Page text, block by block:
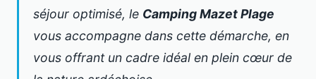
séjour optimisé, le Camping Mazet Plage
vous accompagne dans cette démarche, en
vous offrant un cadre idéal en plein cœur de